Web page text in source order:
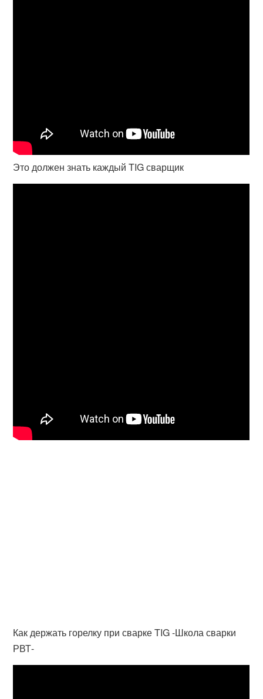
Это должен знать каждый TIG сварщик
Как держать горелку при сварке TIG -Школа сварки
РВТ-